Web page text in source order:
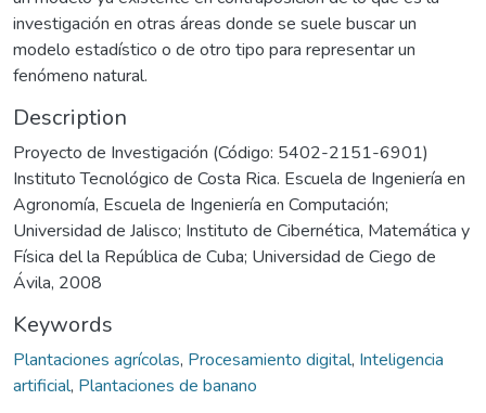
investigación en otras áreas donde se suele buscar un
modelo estadístico o de otro tipo para representar un
fenómeno natural.
Description
Proyecto de Investigación (Código: 5402-2151-6901)
Instituto Tecnológico de Costa Rica. Escuela de Ingeniería en
Agronomía, Escuela de Ingeniería en Computación;
Universidad de Jalisco; Instituto de Cibernética, Matemática y
Física del la República de Cuba; Universidad de Ciego de
Ávila, 2008
Keywords
Plantaciones agrícolas, Procesamiento digital, Inteligencia
artificial, Plantaciones de banano